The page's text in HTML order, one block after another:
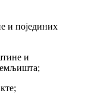
и појединих
и